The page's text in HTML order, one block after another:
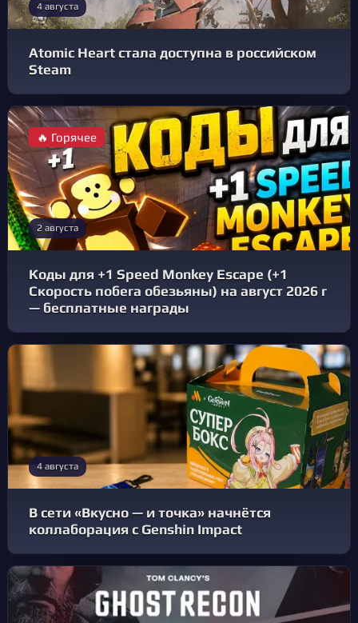
4 августа
Atomic Heart стала доступна в российском
Steam
🔥 Горячее
2 августа
Коды для +1 Speed Monkey Escape (+1
Скорость побега обезьяны) на август 2026 г
— бесплатные награды
4 августа
В сети «Вкусно — и точка» начнётся
коллаборация с Genshin Impact